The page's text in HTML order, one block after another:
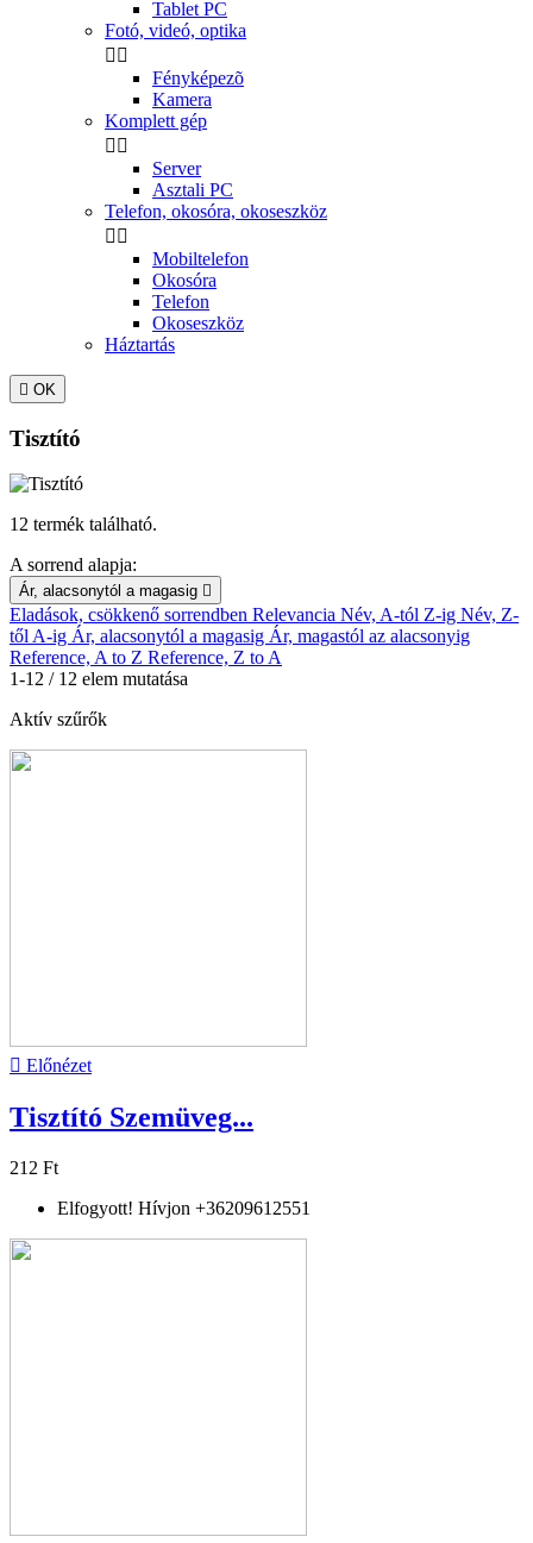
Tablet PC
Fotó, videó, optika
 
Fényképezõ
Kamera
Komplett gép
 
Server
Asztali PC
Telefon, okosóra, okoseszköz
 
Mobiltelefon
Okosóra
Telefon
Okoseszköz
Háztartás
 OK
Tisztító
12 termék található.
A sorrend alapja:
Ár, alacsonytól a magasig 
Eladások, csökkenő sorrendben Relevancia Név, A-tól Z-ig Név, Z-
től A-ig Ár, alacsonytól a magasig Ár, magastól az alacsonyig
Reference, A to Z Reference, Z to A
1-12 / 12 elem mutatása
Aktív szűrők
 Előnézet
Tisztító Szemüveg...
212 Ft
Elfogyott! Hívjon +36209612551